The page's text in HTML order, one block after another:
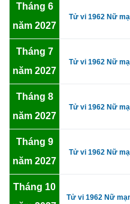
Tháng 6
năm 2027
Tử vi 1962 Nữ
Tháng 7
năm 2027
Tử vi 1962 Nữ
Tháng 8
năm 2027
Tử vi 1962 Nữ
Tháng 9
năm 2027
Tử vi 1962 Nữ
Tháng 10
Tử vi 1962 Nữ